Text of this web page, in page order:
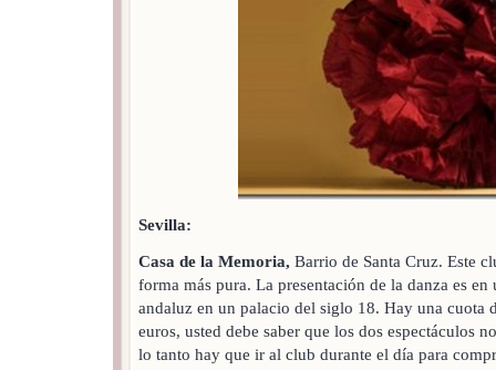
Sevilla:
Casa de la Memoria, Barrio de Santa Cruz. Este
forma más pura. La presentación de la danza es
andaluz en un palacio del siglo 18. Hay una cuota
euros, usted debe saber que los dos espectáculos
lo tanto hay que ir al club durante el día para